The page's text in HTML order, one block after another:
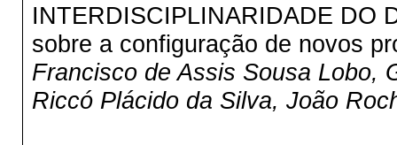
INTERDISCIPLINARIDADE DO
sobre a configuração de novos
Francisco de Assis Sousa Lobo,
Riccó Plácido da Silva, João